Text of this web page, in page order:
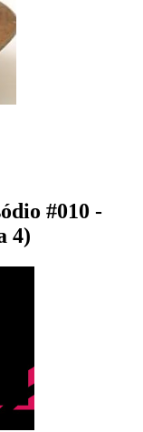
#010 -
4)